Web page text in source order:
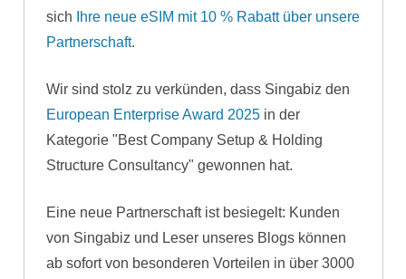
sich
Ihre neue eSIM mit 10 % Rabatt über unsere
Partnerschaft.
Wir sind stolz zu verkünden, dass Singabiz den
European Enterprise Award 2025in der
Kategorie "Best Company Setup & Holding
Structure Consultancy" gewonnen hat.
Eine neue Partnerschaft ist besiegelt: Kunden
von Singabiz und Leser unseres Blogs können
ab sofort von besonderen Vorteilen in über 3000